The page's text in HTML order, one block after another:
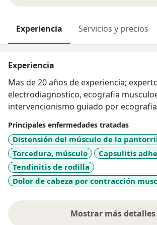
Experiencia Servicios y precios
Experiencia
Mas de 20 años de experiencia;
electrodiagnostico, ecografia
intervencionismo guiado por
Principales enfermedades tratadas
Distensión del músculo de la
Torcedura, músculo
Capsulitis
Tendinitis de rodilla
Dolor de cabeza por contracción
Mostrar más detalles
sobre la